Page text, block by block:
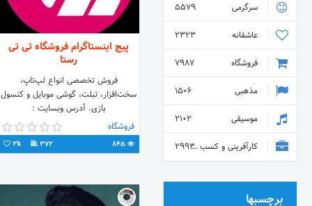
پیج اینستاگرام فروشگاه تی تی
رستا
فروش تخصصی انواع لپ‌تاپ،
سخت‌افزار، تبلت، گوشی موبایل و کنسول
بازی. آدرس وبسایت :
www.ttrasta.com
فروشگاه
845
372
3k
سرگرمی
5579
عاشقانه
2323
فروشگاه
7987
مذهبی
1506
موسیقی
2102
کارآفرینی و کسب و کار 2993
برچسبها